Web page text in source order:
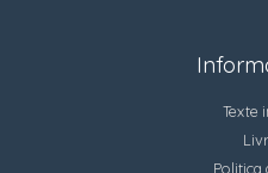
Texte
Politica